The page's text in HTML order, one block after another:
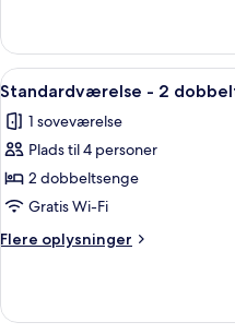
-
kingsize-
Indlæs
alle
billeder
af
Standardværelse
-
2
dobbeltsenge
3
Standardværelse - 2
1 soveværelse
Plads til 4 personer
2 dobbeltsenge
Gratis Wi-Fi
Flere oplysninger
Flere
-